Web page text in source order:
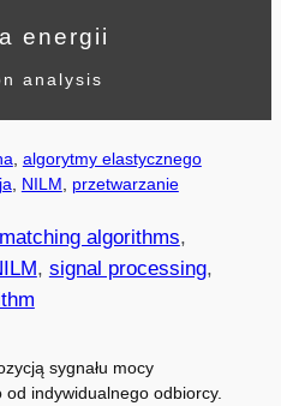
energii
analysis
algorytmy elastycznego
NILM
przetwarzanie
algorithms
, signal processing
sygnału mocy
indywidualnego odbiorcy.